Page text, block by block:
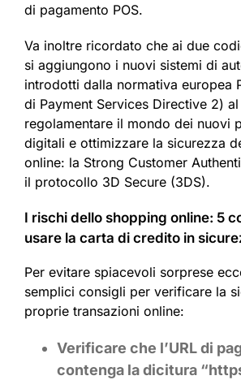
di pagamento POS.
Va inoltre ricordato che ai due
si aggiungono i nuovi sistemi di
introdotti dalla normativa europea
di Payment Services Directive 2)
regolamentare il mondo dei nuovi
digitali e ottimizzare la sicurezza
online: la Strong Customer
il protocollo 3D Secure (3DS).
I rischi dello shopping online: 5
usare la carta di credito in
Per evitare spiacevoli sorprese
semplici consigli per verificare la
proprie transazioni online:
Verificare che l’URL di
contenga la dicitura